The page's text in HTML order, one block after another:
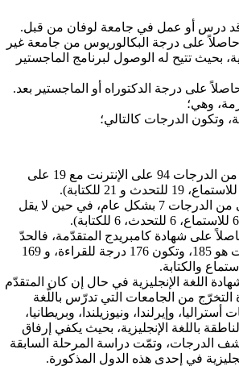
قد درس أو عمل في جامعة لوفان من قبل.
حاصلاً على درجة البكالوريوس من جامعة غير
بحيث تتيح له الوصول لبرنامج الماجستير
على درجة الدكتوراه أو الماجستير بعد.
وهي؛
وتكون الدرجات كالتالي؛
(الحد الأدنى من الدرجات 94 على الإنترنت مع 19 على
آيلتس (الحد الأدنى من الدرجات 7 بشكل عام، في حين لا يقل
على شهادة كامبريدج المتقدّمة، فالحدّ
الأدنى من الدرجات هو 185، وتكون 176 درجة للقراءة، و 169
والكتابة.
اللغة الإنجليزية في حال إن كان المتقدّم
من الجامعات التي تدرّس باللّغة
أستراليا، وإيرلندا، ونيوزيلندا، وبريطانيا،
باللغة الإنجليزية، بحيث يكفي إرفاق
الدرجات، وتمّت دراسة المرحلة السابقة
في إحدى هذه الدول المذكورة.